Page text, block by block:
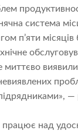
система
п’яти місяців
—
працює над